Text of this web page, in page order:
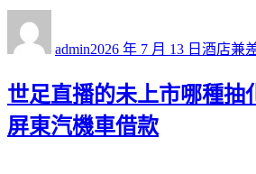
admin佈
期:
2026 年 7 月 13 日 類
酒店兼
世足直播的未上市哪種抽
屏東汽機車借款